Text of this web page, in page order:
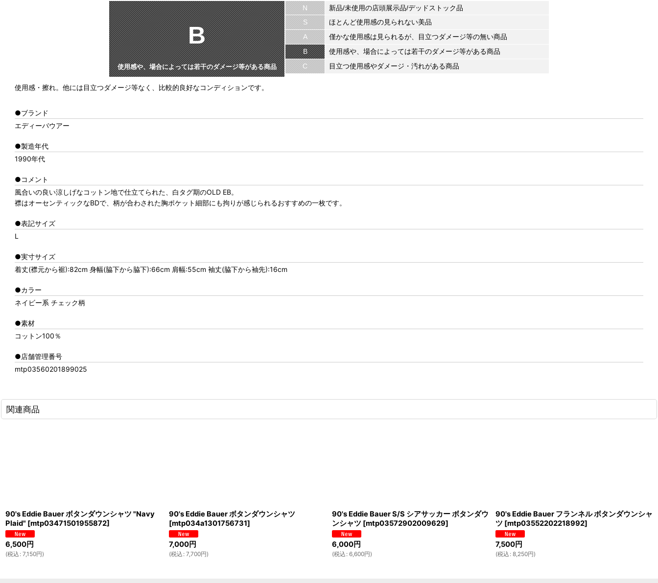
B
使用感や、場合によっては若干のダメージ等がある商品
N
新品/未使用の店頭展示品/デッドストック品
S
ほとんど使用感の見られない美品
A
僅かな使用感は見られるが、目立つダメージ等の無い商品
B
使用感や、場合によっては若干のダメージ等がある商品
C
目立つ使用感やダメージ・汚れがある商品
使用感・擦れ。他には目立つダメージ等なく、比較的良好なコンディションです。
●ブランド
エディーバウアー
●製造年代
1990年代
●コメント
風合いの良い涼しげなコットン地で仕立てられた、白タグ期のOLD EB。
襟はオーセンティックなBDで、柄が合わされた胸ポケット細部にも拘りが感じられるおすすめの一枚です。
●表記サイズ
L
●実寸サイズ
着丈(襟元から裾):82cm 身幅(脇下から脇下):66cm 肩幅:55cm 袖丈(脇下から袖先):16cm
●カラー
ネイビー系 チェック柄
●素材
コットン100％
●店舗管理番号
mtp03560201899025
関連商品
90's Eddie Bauer ボタンダウンシャツ "Navy
Plaid" [mtp03471501955872]
6,500円
(税込 : 7,150円)
90's Eddie Bauer ボタンダウンシャツ
[mtp034a1301756731]
7,000円
(税込 : 7,700円)
90's Eddie Bauer S/S シアサッカー ボタンダウ
ンシャツ [mtp03572902009629]
6,000円
(税込 : 6,600円)
90's Eddie Bauer フランネル ボタンダウンシャ
ツ [mtp03552202218992]
7,500円
(税込 : 8,250円)